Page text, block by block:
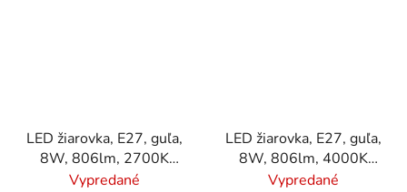
LED žiarovka, E27, guľa,
8W, 806lm, 2700K
(MF), SYLVANIA
Vypredané
LED žiarovka, E27, guľa,
8W, 806lm, 4000K
(HF), SYLVANIA
Vypredané